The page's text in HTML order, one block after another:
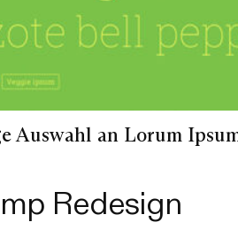
Auswahl an Lorum
Redesign